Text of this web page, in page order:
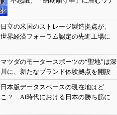
日立の米国のストレージ製造拠点が、
世界経済フォーラム認定の先進工場に
マツダのモータースポーツの“聖地”は深
川に、新たなブランド体験拠点を開設
日本版データスペースの現在地はど
こ？ AI時代における日本の勝ち筋に